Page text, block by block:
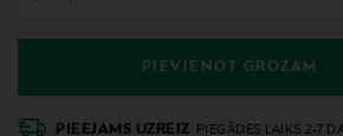
PIEVIENOT GROZAM
PIEEJAMS UZREIZ
PIEGĀDES LAIKS 2-7